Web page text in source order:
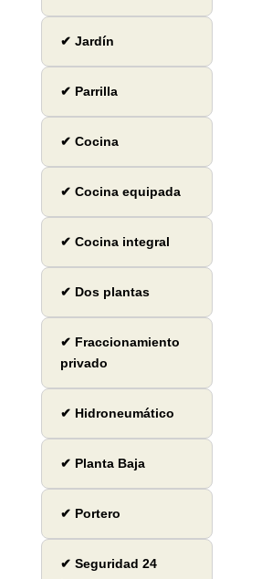
✔ Jardín
✔ Parrilla
✔ Cocina
✔ Cocina equipada
✔ Cocina integral
✔ Dos plantas
✔ Fraccionamiento
privado
✔ Hidroneumático
✔ Planta Baja
✔ Portero
✔ Seguridad 24